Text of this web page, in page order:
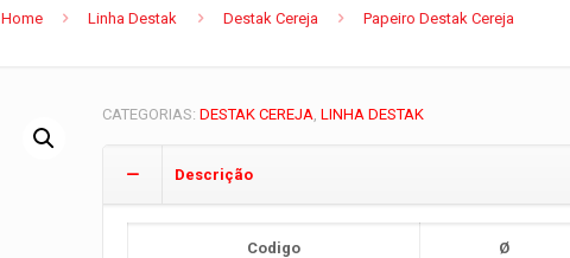
Home Linha Destak Destak Cereja Papeiro Destak Cereja
CATEGORIAS: DESTAK CEREJA, LINHA DESTAK
Descrição
Codigo Ø